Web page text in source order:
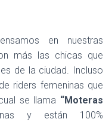
en nuestras
más las chicas que
de la ciudad. Incluso
riders femeninas que
se llama “Moteras
y están 100%